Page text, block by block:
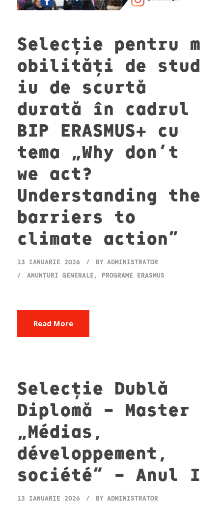
Selecție pentru m
obilități de stud
iu de scurtă
durată în cadrul
BIP ERASMUS+ cu
tema „Why don’t
we act?
Understanding the
barriers to
climate action”
13 IANUARIE 2026 BY ADMINISTRATOR
ANUNȚURI GENERALE , PROGRAME ERASMUS
Read More
Selecție Dublă
Diplomă – Master
„Médias,
développement,
société” – Anul I
13 IANUARIE 2026 BY ADMINISTRATOR